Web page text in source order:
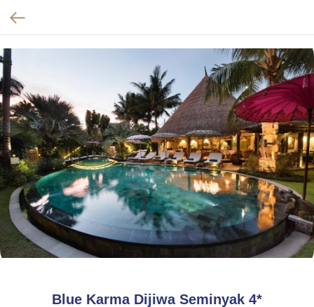
Blue Karma Dijiwa Seminyak 4*